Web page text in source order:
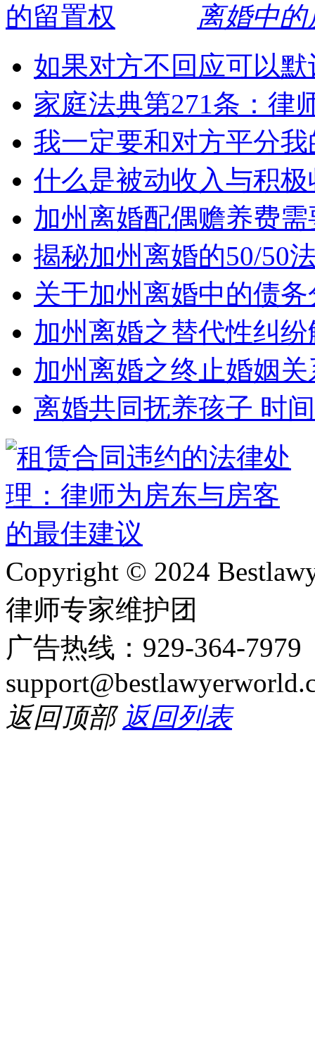
离婚中
如果对方不回应可以
家庭法典第271条：律
我一定要和对方平分
什么是被动收入与积
加州离婚配偶赡养费
揭秘加州离婚的50/50
关于加州离婚中的债
加州离婚之替代性纠
加州离婚之终止婚姻关
离婚共同抚养孩子 时
Copyright © 2024
律师专家维护团
广告热线：929-364-
返回顶部 返回列表